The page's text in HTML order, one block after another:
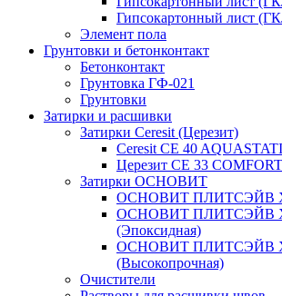
Гипсокартонный лист
Элемент пола
Грунтовки и бетонконтакт
Бетонконтакт
Грунтовка ГФ-021
Грунтовки
Затирки и расшивки
Затирки Ceresit (Церезит)
Ceresit CE 40
Церезит CE 33 COMFORT
Затирки ОСНОВИТ
ОСНОВИТ ПЛИТСЭЙВ
ОСНОВИТ ПЛИТСЭЙВ
(Эпоксидная)
ОСНОВИТ ПЛИТСЭЙВ
(Высокопрочная)
Очистители